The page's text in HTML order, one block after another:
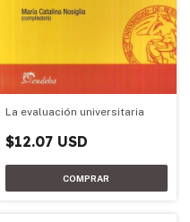
La evaluación universitaria
$12.07 USD